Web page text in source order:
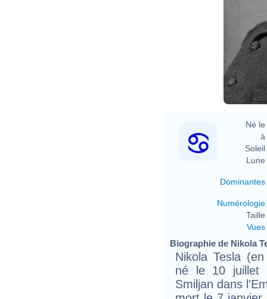
Né le
à
Soleil
Lune
Dominantes
Numérologie
Taille
Vues
Biographie de Nikola
Nikola Tesla
né le 10 juillet
Smiljan dans